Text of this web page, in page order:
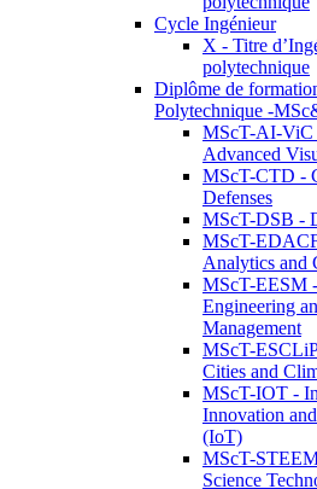
Cycle Ingénieur
X - Titre
polytechnique
Diplôme de
Polytechnique -
MScT-AI-ViC
Advanced
MScT-CTD -
Defenses
MScT-DSB -
MScT-
Analytics and
MScT-EESM
Engineering
Management
MScT-
Cities and
MScT-IOT -
Innovation
(IoT)
MScT-
Science